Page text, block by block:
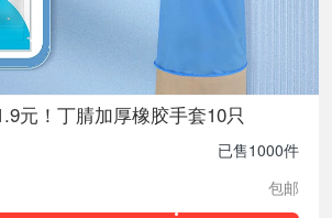
元！丁腈加厚橡胶手套10只
已售1000件
包邮